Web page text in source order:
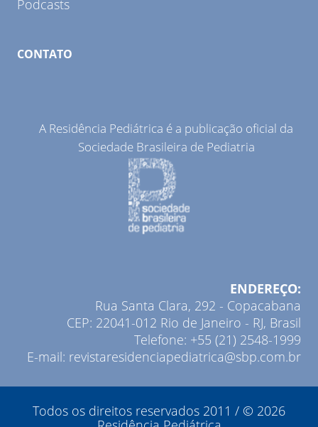
Podcasts
CONTATO
A Residência Pediátrica é a publicação oficial da
Sociedade Brasileira de Pediatria
ENDEREÇO:
Rua Santa Clara, 292 - Copacabana
CEP: 22041-012 Rio de Janeiro - RJ, Brasil
Telefone: +55 (21) 2548-1999
E-mail: revistaresidenciapediatrica@sbp.com.br
Todos os direitos reservados 2011 / © 2026